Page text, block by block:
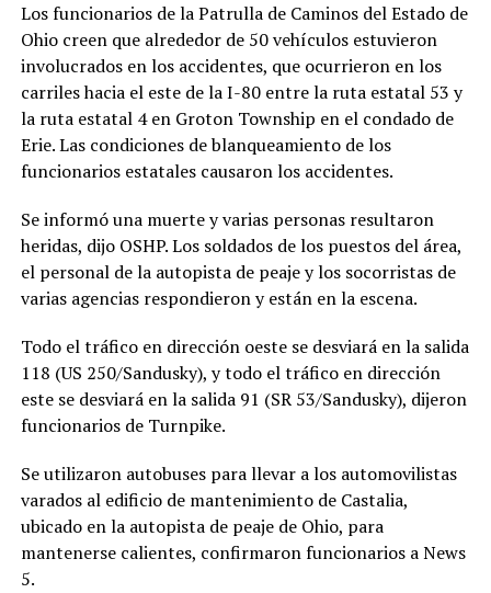
Los funcionarios de la Patrulla de Caminos del Estado de
Ohio creen que alrededor de 50 vehículos estuvieron
involucrados en los accidentes, que ocurrieron en los
carriles hacia el este de la I-80 entre la ruta estatal 53 y
la ruta estatal 4 en Groton Township en el condado de
Erie. Las condiciones de blanqueamiento de los
funcionarios estatales causaron los accidentes.
Se informó una muerte y varias personas resultaron
heridas, dijo OSHP. Los soldados de los puestos del área,
el personal de la autopista de peaje y los socorristas de
varias agencias respondieron y están en la escena.
Todo el tráfico en dirección oeste se desviará en la salida
118 (US 250/Sandusky), y todo el tráfico en dirección
este se desviará en la salida 91 (SR 53/Sandusky), dijeron
funcionarios de Turnpike.
Se utilizaron autobuses para llevar a los automovilistas
varados al edificio de mantenimiento de Castalia,
ubicado en la autopista de peaje de Ohio, para
mantenerse calientes, confirmaron funcionarios a News
5.